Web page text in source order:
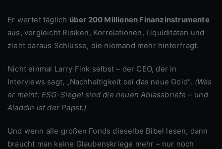
Er wertet täglich über 200 Millionen Finanzinstrumente
aus, vergleicht Risiken, Korrelationen, Liquiditäten und
zieht daraus Schlüsse, die niemand mehr hinterfragt.
Nicht einmal Larry Fink selbst – der CEO, der in
Interviews sagt, „Nachhaltigkeit sei das neue Gold“. (Was
er meint: ESG-Siegel sind die neuen Ablassbriefe – und
Aladdin ist der Papst.)
Und wenn alle großen Fonds dieselbe Bibel lesen, dann
braucht man keine Glaubenskriege mehr – nur noch